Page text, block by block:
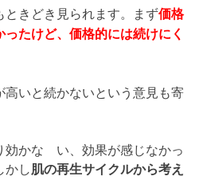
ときどき見られます。まず価格
たけど、価格的には続けにく
いと続かないという意見も寄
効かな い、効果が感じなかっ
かし肌の再生サイクルから考え